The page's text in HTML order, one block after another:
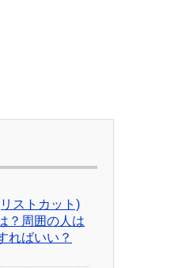
ストカット)
？周囲の人は
ればいい？